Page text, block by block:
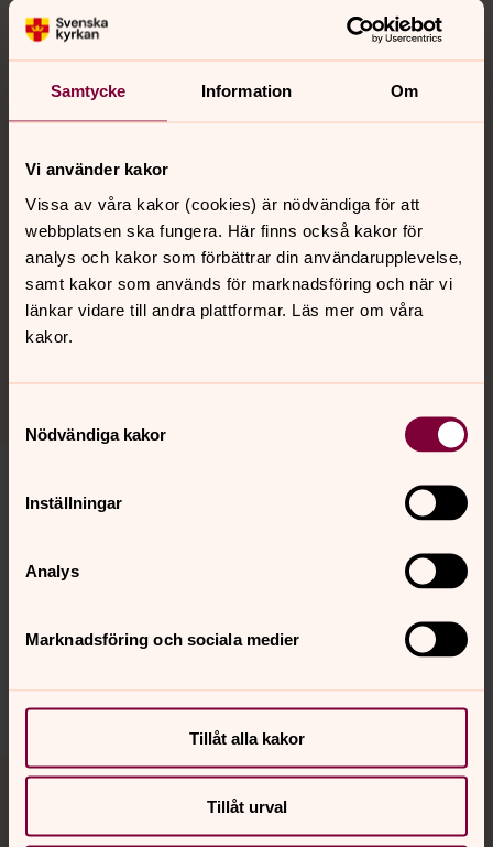
Samtycke Information Om
Vi använder kakor
Vissa av våra kakor (cookies) är nödvändiga för att
webbplatsen ska fungera. Här finns också kakor för
analys och kakor som förbättrar din användarupplevelse,
samt kakor som används för marknadsföring och när vi
länkar vidare till andra plattformar. Läs mer om våra
kakor.
Nödvändiga kakor
Inställningar
Analys
Marknadsföring och sociala medier
Tillåt alla kakor
Tillåt urval
innehåll?
Tillbaka till toppen
Tillbaka till innehållet